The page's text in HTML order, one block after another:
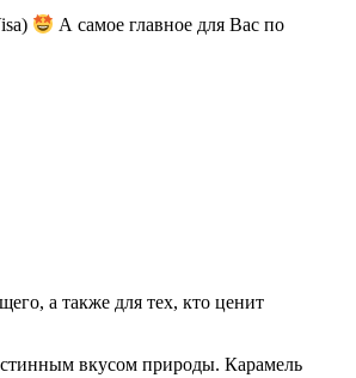
А самое главное для Вас по
а также для тех, кто ценит
вкусом природы. Карамель